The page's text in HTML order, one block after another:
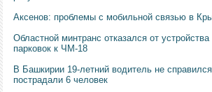
Аксенов: проблемы с мобильной связью в
Областной минтранс отказался от
парковок к ЧМ-18
В Башкирии 19-летний водитель не
пострадали 6 человек